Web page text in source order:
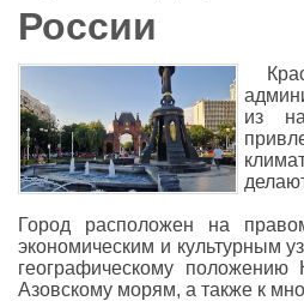
России
из
Город расположен на
экономическим и культурным
географическому
Азовскому морям, а также к